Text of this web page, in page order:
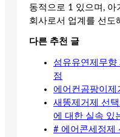
동적으로 1 있으며,
회사로서 업계를 선도
다른 추천 글
섬유유연제무향
점
에어컨곰팡이제
새똥제거제 선
에 대한 실속 있
# 에어콘세정제